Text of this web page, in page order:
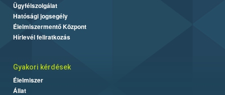
Ügyfélszolgálat
Hatósági jogsegély
Élelmiszermentő Központ
Hírlevél feliratkozás
Gyakori kérdések
Élelmiszer
Állat